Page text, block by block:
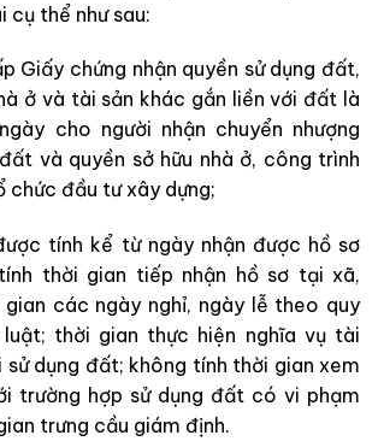
cụ thể như sau:
Giấy chứng nhận quyền sử dụng đất,
ở và tài sản khác gắn liền với đất là
cho người nhận chuyển nhượng
và quyền sở hữu nhà ở, công trình
chức đầu tư xây dựng;
tính kể từ ngày nhận được hồ sơ
thời gian tiếp nhận hồ sơ tại xã,
các ngày nghỉ, ngày lễ theo quy
thời gian thực hiện nghĩa vụ tài
sử dụng đất; không tính thời gian xem
trường hợp sử dụng đất có vi phạm
trưng cầu giám định.